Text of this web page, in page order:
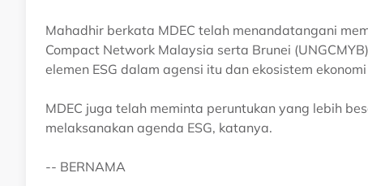
Mahadhir berkata MDEC telah menandatangani
Compact Network Malaysia serta Brunei
elemen ESG dalam agensi itu dan ekosistem
MDEC juga telah meminta peruntukan yang lebih
melaksanakan agenda ESG, katanya.
-- BERNAMA